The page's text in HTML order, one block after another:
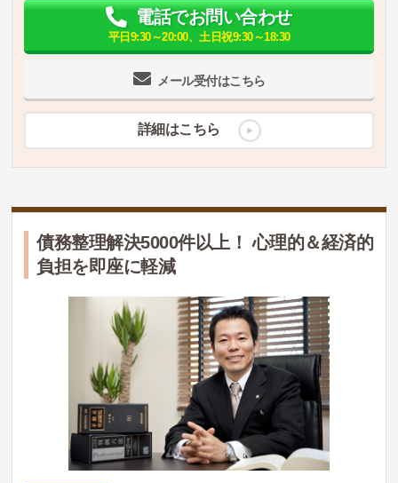
メール受付はこちら
電話でお問い合わせ
平日9:30～20:00、土日祝9:30～18:30
詳細はこちら
債務整理解決5000件以上！ 心理的＆経済的
負担を即座に軽減